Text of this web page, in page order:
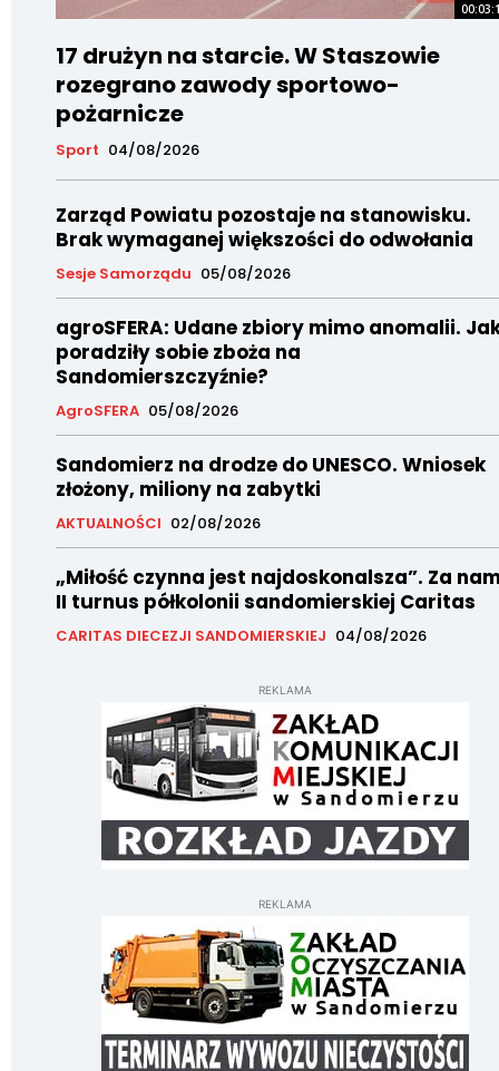
17 drużyn na starcie. W Staszowie
rozegrano zawody sportowo-
pożarnicze
Sport 04/08/2026
Zarząd Powiatu pozostaje na stanowisku.
Brak wymaganej większości do odwołania
Sesje Samorządu 05/08/2026
agroSFERA: Udane zbiory mimo anomalii.
poradziły sobie zboża na
Sandomierszczyźnie?
AgroSFERA 05/08/2026
Sandomierz na drodze do UNESCO. Wniosek
złożony, miliony na zabytki
AKTUALNOŚCI 02/08/2026
„Miłość czynna jest najdoskonalsza”. Za
II turnus półkolonii sandomierskiej Caritas
CARITAS DIECEZJI SANDOMIERSKIEJ 04/08/2026
REKLAMA
REKLAMA